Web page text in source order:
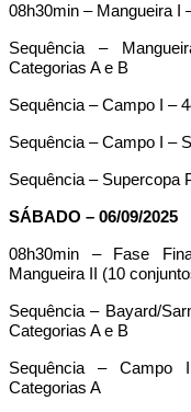
08h30min – Mangueira I
Sequência –
Categorias A e B
Sequência – Campo I –
Sequência – Campo I –
Sequência – Supercopa
SÁBADO – 06/09/2025
08h30min – Fase
Mangueira II (10
Sequência – Bayard/
Categorias A e B
Sequência – Campo
Categorias A